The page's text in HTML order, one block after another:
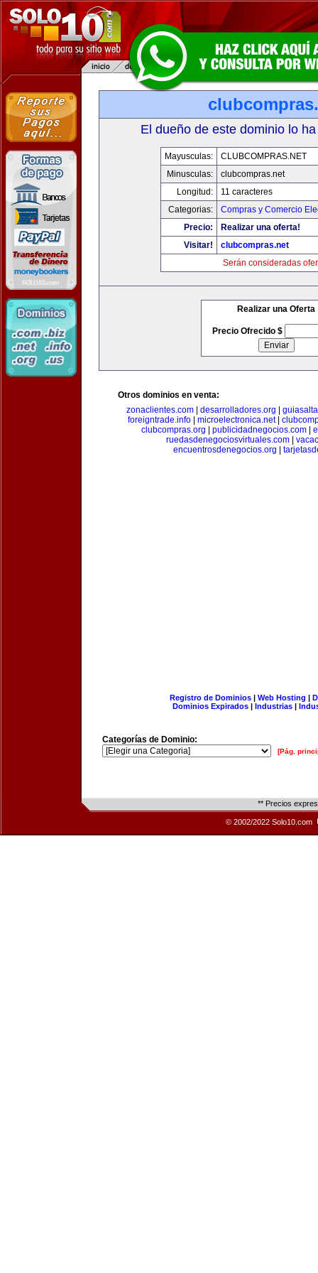
El dueño de este dominio lo
Mayusculas:
CLUBCOMPRAS.NET
Minusculas:
clubcompras.net
Longitud:
11 caracteres
Categorias:
Compras y Comercio
Precio:
Realizar una oferta!
Visitar!
clubcompras.net
Serán consideradas
Realizar una Oferta
Precio Ofrecido $
Otros dominios en venta:
zonaclientes.com| desarrolladores.org
foreigntrade.info
microelectronica.net|
clubcompras.org
publicidadnegocios.com
ruedasdenegociosvirtuales.com|
encuentrosdenegocios.org
Registro de Dominios| Web Hosting |
Dominios Expirados | Industrias |
Categorías de Dominio:
[Pág.
** Precios
© 2002/2022 Solo10.com